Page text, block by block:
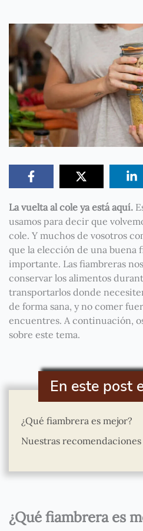
La vuelta al cole ya está aquí.
usamos para decir que
cole. Y muchos de vosotros
que la elección de una buena
importante. Las fiambreras
conservar los alimentos
transportarlos donde
de forma sana, y no comer
encuentres. A continuación,
sobre este tema.
En este post
¿Qué fiambrera es mejor?
Nuestras recomendaciones
¿Qué fiambrera es